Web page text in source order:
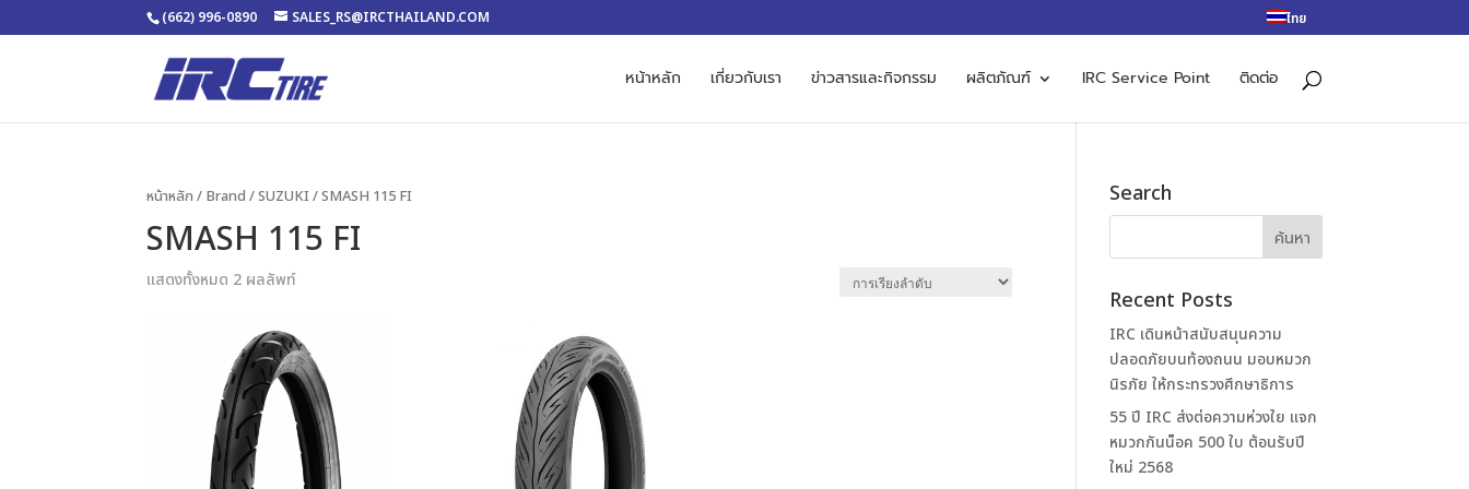
(662) 996-0890 SALES_RS@IRCTHAILAND.COM ไทย
หน้าหลัก เกี่ยวกับเรา ข่าวสารและกิจกรรม ผลิตภัณฑ์ IRC Service Point ติดต่อ
หน้าหลัก / Brand /SUZUKI / SMASH 115 FI
SMASH 115 FI
แสดงทั้งหมด 2 ผลลัพท์
Search
Recent Posts
IRC เดินหน้าสนับสนุนความ
ปลอดภัยบนท้องถนน มอบหมวก
นิรภัย ให้กระทรวงศึกษาธิการ
55 ปี IRC ส่งต่อความห่วงใย แจก
หมวกกันน็อค 500 ใบ ต้อนรับปี
ใหม่ 2568